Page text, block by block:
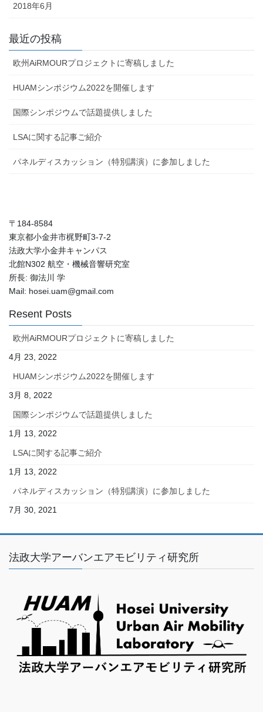
2018年6月
最近の投稿
欧州AiRMOURプロジェクトに寄稿しました
HUAMシンポジウム2022を開催します
国際シンポジウムで話題提供しました
LSAに関する記事ご紹介
パネルディスカッション（特別講演）に参加しました
〒184-8584
東京都小金井市梶野町3-7-2
法政大学小金井キャンパス
北館N302 航空・機械音響研究室
所長: 御法川 学
Mail: hosei.uam@gmail.com
Resent Posts
欧州AiRMOURプロジェクトに寄稿しました
4月 23, 2022
HUAMシンポジウム2022を開催します
3月 8, 2022
国際シンポジウムで話題提供しました
1月 13, 2022
LSAに関する記事ご紹介
1月 13, 2022
パネルディスカッション（特別講演）に参加しました
7月 30, 2021
法政大学アーバンエアモビリティ研究所